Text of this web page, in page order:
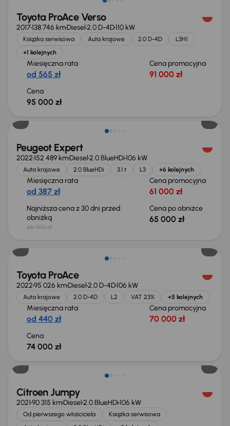
Toyota ProAce Verso
2017138 746 kmDiesel2.0 D-4D110 kW
Książka serwisowa Auta krajowe 2.0 D-4D
L3H1
+1 kolejnych
Miesięczna rata
od 565 zł
Cena promocyjna
91 000 zł
Cena
95 000 zł
Taniej o 1 000 zł
Peugeot Expert
2022152 489 kmDiesel2.0 BlueHDi106 kW
Auta krajowe 2.0 BlueHDi 3.1 t L3 +6 kolejnych
Miesięczna rata
od 387 zł
Cena promocyjna
61 000 zł
Najniższa cena z 30 dni przed
obniżką
66 000 zł
Cena po obniżce
65 000 zł
Toyota ProAce
202295 026 kmDiesel2.0 D-4D106 kW
Auta krajowe 2.0 D-4D L2 VAT 23% +5 kolejnych
Miesięczna rata
od 440 zł
Cena promocyjna
70 000 zł
Cena
74 000 zł
Citroen Jumpy
202190 315 kmDiesel2.0 BlueHDi106 kW
Od pierwszego właściciela
Książka serwisowa